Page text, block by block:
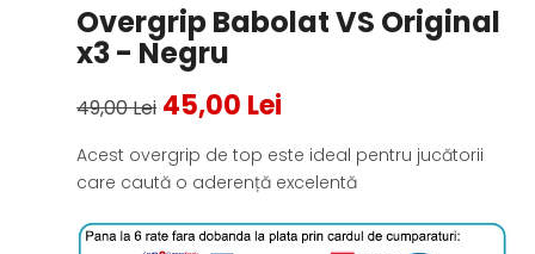
Overgrip Babolat VS Original
x3 - Negru
49,00 Lei 45,00 Lei
Acest overgrip de top este ideal pentru jucătorii
care caută o aderență excelentă